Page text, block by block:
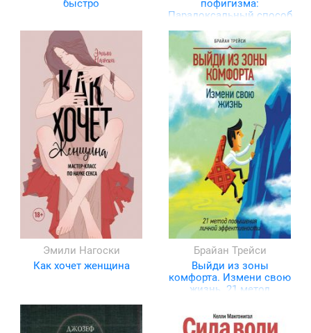
быстро
пофигизма:
Парадоксальный способ
Эмили Нагоски
Как хочет женщина
Брайан Трейси
Выйди из зоны
комфорта. Измени свою
жизнь. 21 метод
эффективности